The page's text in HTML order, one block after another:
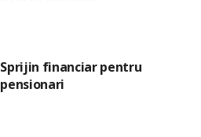
Sprijin financiar pentru
pensionari